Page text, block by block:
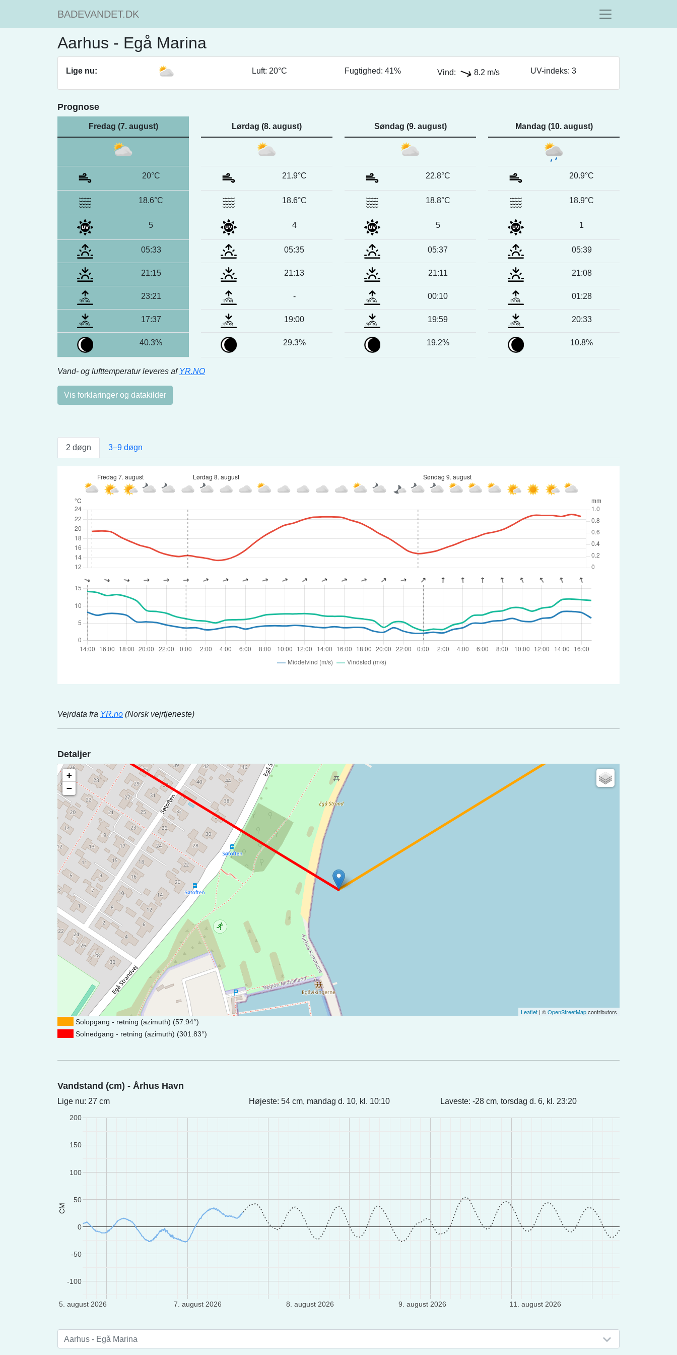
BADEVANDET.DK
Aarhus - Egå Marina
Lige nu: Luft: 20°C Fugtighed: 41% Vind: 8.2 m/s UV-indeks: 3
Prognose
Fredag (7. august)
20°C
18.6°C
5
05:33
21:15
23:21
17:37
40.3%
Lørdag (8. august)
21.9°C
18.6°C
4
05:35
21:13
-
19:00
29.3%
Søndag (9. august)
22.8°C
18.8°C
5
05:37
21:11
00:10
19:59
19.2%
Mandag (10. august)
20.9°C
18.9°C
1
05:39
21:08
01:28
20:33
10.8%
Vand- og lufttemperatur leveres afYR.NO
Vis forklaringer og datakilder
2 døgn 3–9 døgn
Vejrdata fra YR.no (Norsk vejrtjeneste)
Detaljer
+
−
Leaflet | ©OpenStreetMapcontributors
Solopgang - retning (azimuth) (57.94°)
Solnedgang - retning (azimuth) (301.83°)
Vandstand (cm) - Århus Havn
Lige nu: 27 cm Højeste: 54 cm, mandag d. 10, kl. 10:10 Laveste: -28 cm, torsdag d. 6, kl. 23:20
5. august 2026 7. august 2026 8. august 2026 9. august 2026 11. august 2026
-100
-50
0
50
100
150
200
CM
Aarhus - Egå Marina